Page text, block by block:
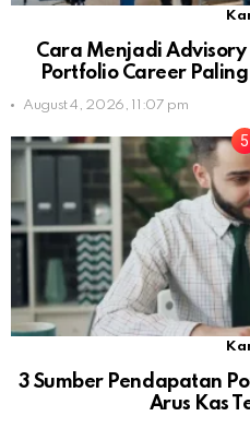
Cara Menjadi
Portfolio Career
August 4, 2026, 11:07 pm
3 Sumber Pendapatan
Arus Kas